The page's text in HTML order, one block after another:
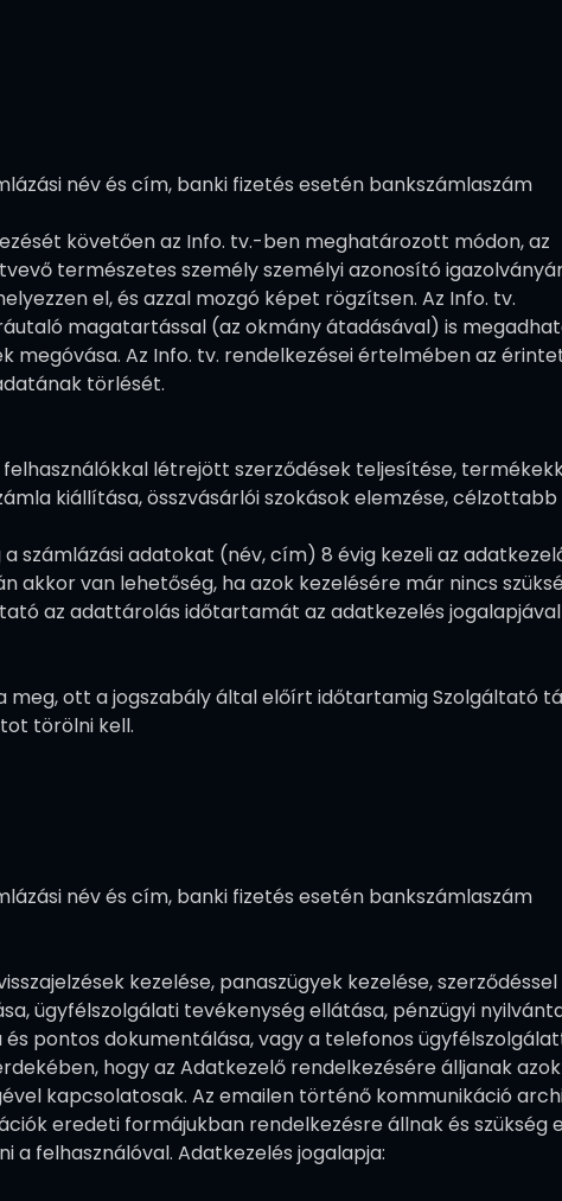
név és cím, banki fizetés esetén bankszámlaszám
követően az Info. tv.-ben meghatározott módon, az
természetes személy személyi azonosító
el, és azzal mozgó képet rögzítsen. Az Info. tv.
magatartással (az okmány átadásával) is
megóvása. Az Info. tv. rendelkezései értelmében az
törlését.
létrejött szerződések teljesítése,
kiállítása, összvásárlói szokások elemzése, célzottabb
számlázási adatokat (név, cím) 8 évig kezeli az
akkor van lehetőség, ha azok kezelésére már nincs
az adattárolás időtartamát az adatkezelés
ott a jogszabály által előírt időtartamig Szolgáltató
törölni kell.
név és cím, banki fizetés esetén bankszámlaszám
kezelése, panaszügyek kezelése, szerződéssel
ügyfélszolgálati tevékenység ellátása, pénzügyi
pontos dokumentálása, vagy a telefonos
hogy az Adatkezelő rendelkezésére álljanak
kapcsolatosak. Az emailen történő kommunikáció
eredeti formájukban rendelkezésre állnak és szükség
a felhasználóval. Adatkezelés jogalapja: